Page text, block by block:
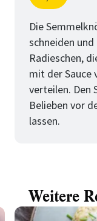
Schritt
von
Die
schneiden
Radieschen,
mit der Sauce
verteilen. Den
Belieben vor
lassen.
Weitere